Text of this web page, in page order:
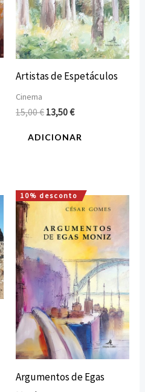
Artistas de Espetáculos
Cinema
15,00€ 13,50€
ADICIONAR
10% desconto
Argumentos de Egas
O
preço
original
era:
12,00 €.
O
preço
atual
é:
10,80 €.